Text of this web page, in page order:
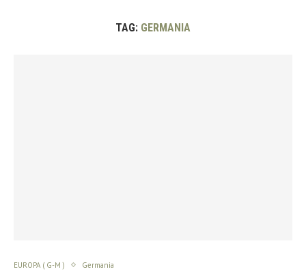
TAG: GERMANIA
EUROPA ( G-M ) Germania